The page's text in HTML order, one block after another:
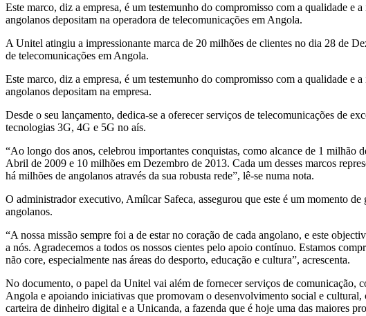
Este marco, diz a empresa, é um testemunho do compromisso com a qualidade e
angolanos depositam na operadora de telecomunicações em Angola.
A Unitel atingiu a impressionante marca de 20 milhões de clientes no dia 28 de
de telecomunicações em Angola.
Este marco, diz a empresa, é um testemunho do compromisso com a qualidade e
angolanos depositam na empresa.
Desde o seu lançamento, dedica-se a oferecer serviços de telecomunicações de
tecnologias 3G, 4G e 5G no aís.
“Ao longo dos anos, celebrou importantes conquistas, como alcance de 1 milhão
Abril de 2009 e 10 milhões em Dezembro de 2013. Cada um desses marcos
há milhões de angolanos através da sua robusta rede”, lê-se numa nota.
O administrador executivo, Amílcar Safeca, assegurou que este é um momento
angolanos.
“A nossa missão sempre foi a de estar no coração de cada angolano, e este
a nós. Agradecemos a todos os nossos cientes pelo apoio contínuo. Estamos
não core, especialmente nas áreas do desporto, educação e cultura”, acrescenta.
No documento, o papel da Unitel vai além de fornecer serviços de comunicação,
Angola e apoiando iniciativas que promovam o desenvolvimento social e
carteira de dinheiro digital e a Unicanda, a fazenda que é hoje uma das maiores